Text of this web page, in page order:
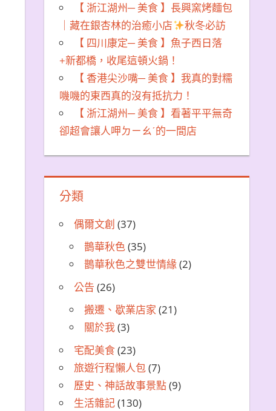
【 浙江湖州─ 美食 】長興窯烤麵包
｜藏在銀杏林的治癒小店
秋冬必訪
【 四川康定─ 美食 】魚子西日落
+新都橋，收尾這頓火鍋！
【 香港尖沙嘴─ 美食 】我真的對糯
嘰嘰的東西真的沒有抵抗力！
【 浙江湖州─ 美食 】看著平平無奇
卻超會讓人呷ㄉㄧㄠˊ的一間店
分類
偶爾文創 (37)
鵲華秋色(35)
鵲華秋色之雙世情緣(2)
公告 (26)
搬遷、歇業店家 (21)
關於我(3)
宅配美食(23)
旅遊行程懶人包(7)
歷史、神話故事景點(9)
生活雜記(130)